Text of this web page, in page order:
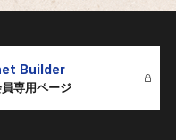
Builder
専用ページ